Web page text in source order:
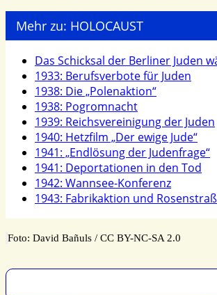
Mehr zu: HOLOCAUST
Das Schicksal der Berliner Juden
1933: Berufs­ver­bote für Juden
1938: Die „Polen­ak­tion“
1938: Pogrom­nacht
1939: Reichs­ver­ei­ni­gung der Juden
1940: Hetz­film „Der ewige Jude“
1941: „Endlö­sung der Juden­frage“
1941: Depor­ta­tionen in den Tod
1942: Wannsee-Konfe­renz
1943: Fabrik­ak­tion und
Foto: David Bañuls /​ CC BY-NC-SA 2.0